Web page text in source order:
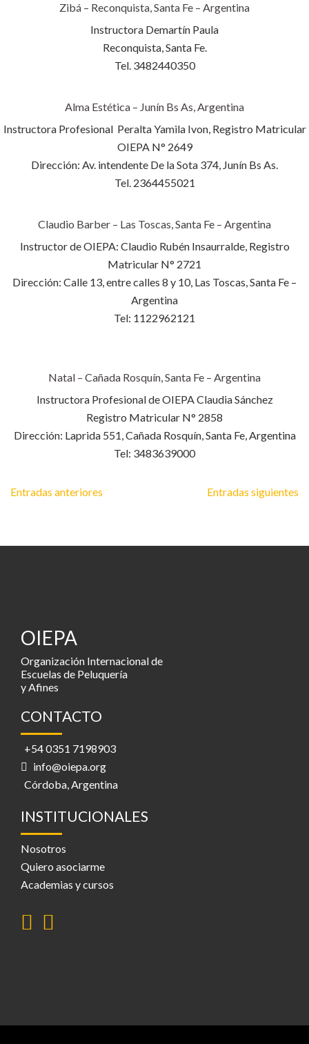
Zibá – Reconquista, Santa Fe – Argentina
Instructora Demartín Paula
Reconquista, Santa Fe.
Tel. 3482440350
Alma Estética – Junín Bs As, Argentina
Instructora Profesional Peralta Yamila Ivon, Registro Matricular
OIEPA N° 2649
Dirección: Av. intendente De la Sota 374, Junín Bs As.
Tel. 2364455021
Claudio Barber – Las Toscas, Santa Fe – Argentina
Instructor de OIEPA: Claudio Rubén Insaurralde, Registro
Matricular N° 2721
Dirección: Calle 13, entre calles 8 y 10, Las Toscas, Santa Fe –
Argentina
Tel: 1122962121
Natal – Cañada Rosquín, Santa Fe – Argentina
Instructora Profesional de OIEPA Claudia Sánchez
Registro Matricular N° 2858
Dirección: Laprida 551, Cañada Rosquín, Santa Fe, Argentina
Tel: 3483639000
Navegación
Entradas anteriores Entradas siguientes
OIEPA
Organización Internacional de
Escuelas de Peluquería
y Afines
CONTACTO
+54 0351 7198903
info@oiepa.org
Córdoba, Argentina
INSTITUCIONALES
Nosotros
Quiero asociarme
Academias y cursos